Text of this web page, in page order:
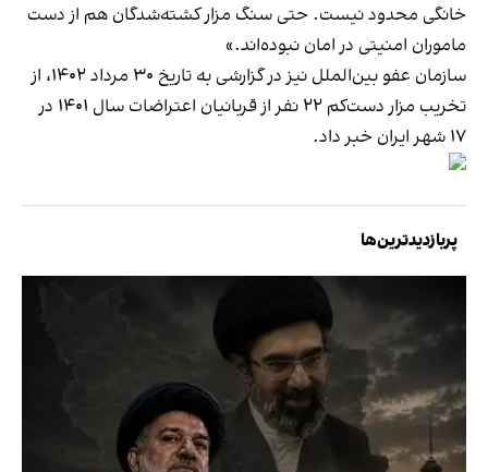
خانگی محدود نیست. حتی سنگ مزار کشته‌شدگان هم از دست
ماموران امنیتی در امان نبوده‌اند.»
سازمان عفو بین‌الملل نیز در گزارشی به تاریخ ۳۰ مرداد ۱۴۰۲، از
تخریب مزار دست‌کم ۲۲ نفر از قربانیان اعتراضات سال ۱۴۰۱ در
۱۷ شهر ایران خبر داد.
پربازدیدترین‌ها